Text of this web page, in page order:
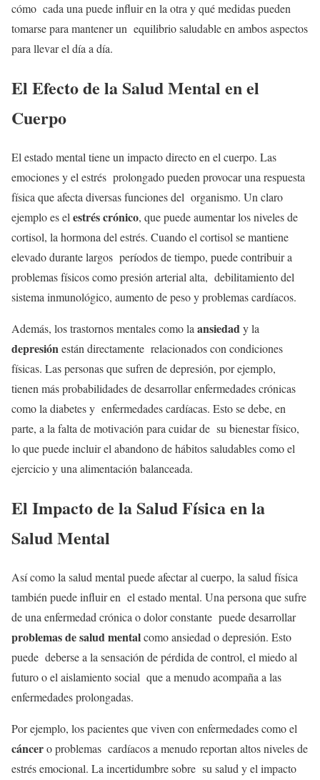
cómo cada una puede influir en la otra y qué medidas pueden
tomarse para mantener un equilibrio saludable en ambos aspectos
para llevar el día a día.
El Efecto de la Salud Mental en el
Cuerpo
El estado mental tiene un impacto directo en el cuerpo. Las
emociones y el estrés prolongado pueden provocar una respuesta
física que afecta diversas funciones del organismo. Un claro
ejemplo es el estrés crónico, que puede aumentar los niveles de
cortisol, la hormona del estrés. Cuando el cortisol se mantiene
elevado durante largos períodos de tiempo, puede contribuir a
problemas físicos como presión arterial alta, debilitamiento del
sistema inmunológico, aumento de peso y problemas cardíacos.
Además, los trastornos mentales como la ansiedady la
depresiónestán directamente relacionados con condiciones
físicas. Las personas que sufren de depresión, por ejemplo,
tienen más probabilidades de desarrollar enfermedades crónicas
como la diabetes y enfermedades cardíacas. Esto se debe, en
parte, a la falta de motivación para cuidar de su bienestar físico,
lo que puede incluir el abandono de hábitos saludables como el
ejercicio y una alimentación balanceada.
El Impacto de la Salud Física en la
Salud Mental
Así como la salud mental puede afectar al cuerpo, la salud física
también puede influir en el estado mental. Una persona que sufre
de una enfermedad crónica o dolor constante puede desarrollar
problemas de salud mentalcomo ansiedad o depresión. Esto
puede deberse a la sensación de pérdida de control, el miedo al
futuro o el aislamiento social que a menudo acompaña a las
enfermedades prolongadas.
Por ejemplo, los pacientes que viven con enfermedades como el
cáncero problemas cardíacos a menudo reportan altos niveles de
estrés emocional. La incertidumbre sobre su salud y el impacto